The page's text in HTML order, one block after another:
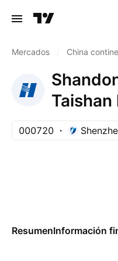
Mercados China
Taishan
000720
ResumenInformación